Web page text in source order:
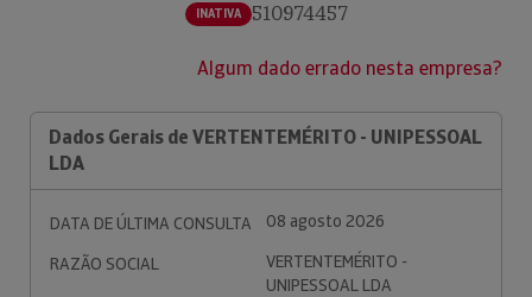
INATIVA 510974457
Algum dado errado nesta empresa?
Dados Gerais de VERTENTEMÉRITO - UNIPESSOAL
LDA
DATA DE ÚLTIMA CONSULTA
08 agosto 2026
RAZÃO SOCIAL
VERTENTEMÉRITO -
UNIPESSOAL LDA